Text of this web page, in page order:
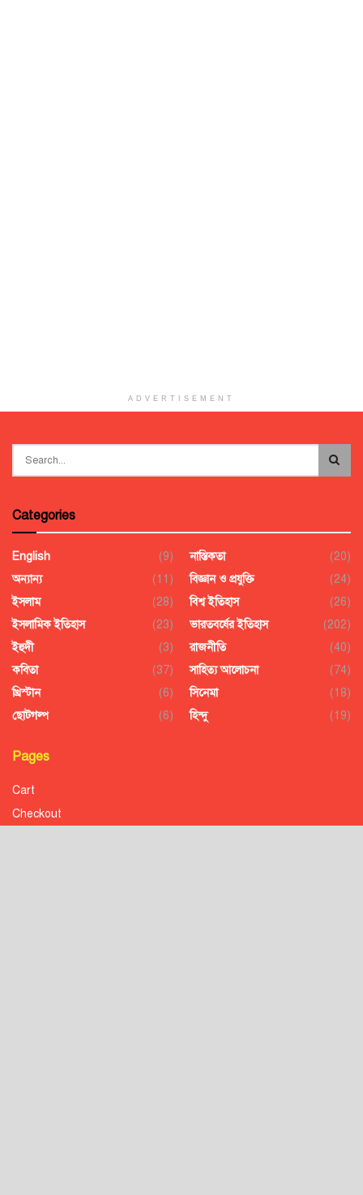
ADVERTISEMENT
Categories
English
(9)
অন্যান্য
(11)
ইসলাম
(28)
ইসলামিক ইতিহাস
(23)
ইহুদী
(3)
কবিতা
(37)
খ্রিস্টান
(6)
ছোটগল্প
(6)
নাস্তিকতা
(20)
বিজ্ঞান ও প্রযুক্তি
(24)
বিশ্ব ইতিহাস
(26)
ভারতবর্ষের ইতিহাস
(202)
রাজনীতি
(40)
সাহিত্য আলোচনা
(74)
সিনেমা
(18)
হিন্দু
(19)
Pages
Cart
Checkout